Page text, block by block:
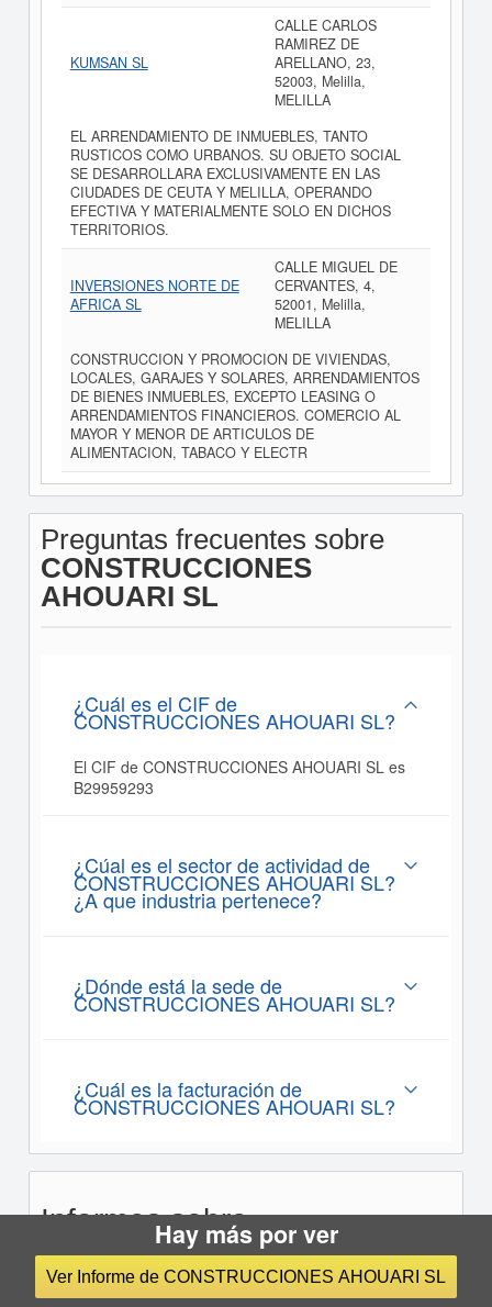
KUMSAN SL
CALLE CARLOS
RAMIREZ DE
ARELLANO, 23,
52003, Melilla,
MELILLA
EL ARRENDAMIENTO DE INMUEBLES, TANTO
RUSTICOS COMO URBANOS. SU OBJETO SOCIAL
SE DESARROLLARA EXCLUSIVAMENTE EN LAS
CIUDADES DE CEUTA Y MELILLA, OPERANDO
EFECTIVA Y MATERIALMENTE SOLO EN DICHOS
TERRITORIOS.
INVERSIONES NORTE DE
AFRICA SL
CALLE MIGUEL DE
CERVANTES, 4,
52001, Melilla,
MELILLA
CONSTRUCCION Y PROMOCION DE VIVIENDAS,
LOCALES, GARAJES Y SOLARES, ARRENDAMIENTOS
DE BIENES INMUEBLES, EXCEPTO LEASING O
ARRENDAMIENTOS FINANCIEROS. COMERCIO AL
MAYOR Y MENOR DE ARTICULOS DE
ALIMENTACION, TABACO Y ELECTR
Preguntas frecuentes sobre
CONSTRUCCIONES
AHOUARI SL
¿Cuál es el CIF de
CONSTRUCCIONES AHOUARI SL?
El CIF de CONSTRUCCIONES AHOUARI SL es
B29959293
¿Cúal es el sector de actividad de
CONSTRUCCIONES AHOUARI SL?
¿A que industria pertenece?
¿Dónde está la sede de
CONSTRUCCIONES AHOUARI SL?
¿Cuál es la facturación de
CONSTRUCCIONES AHOUARI SL?
Informes sobre
CONSTRUCCIONES
AHOUARI SL
Hay más por ver
Ver Informe de CONSTRUCCIONES AHOUARI SL